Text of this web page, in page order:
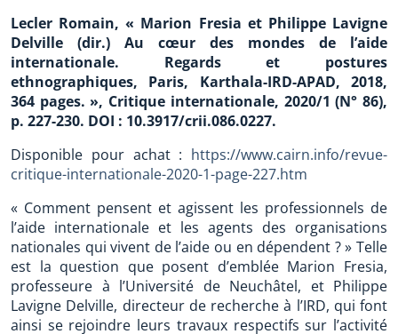
Lecler Romain, « Marion Fresia et Philippe Lavigne
Delville (dir.) Au cœur des mondes de l’aide
internationale. Regards et postures
ethnographiques, Paris, Karthala-IRD-APAD, 2018,
364 pages. », Critique internationale, 2020/1 (N° 86),
p. 227-230. DOI : 10.3917/crii.086.0227.
Disponible pour achat : https://www.cairn.info/revue-
critique-internationale-2020-1-page-227.htm
« Comment pensent et agissent les professionnels de
l’aide internationale et les agents des organisations
nationales qui vivent de l’aide ou en dépendent ? » Telle
est la question que posent d’emblée Marion Fresia,
professeure à l’Université de Neuchâtel, et Philippe
Lavigne Delville, directeur de recherche à l’IRD, qui font
ainsi se rejoindre leurs travaux respectifs sur l’activité